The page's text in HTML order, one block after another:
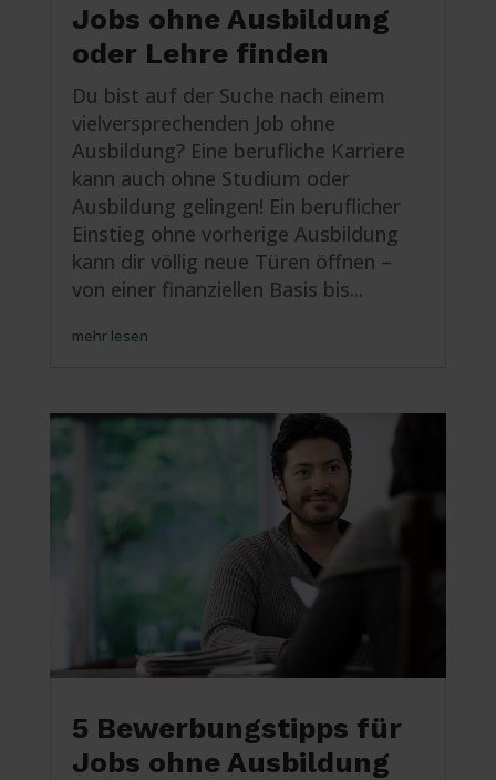
Jobs ohne Ausbildung
oder Lehre finden
Du bist auf der Suche nach einem
vielversprechenden Job ohne
Ausbildung? Eine berufliche Karriere
kann auch ohne Studium oder
Ausbildung gelingen! Ein beruflicher
Einstieg ohne vorherige Ausbildung
kann dir völlig neue Türen öffnen –
von einer finanziellen Basis bis...
mehr lesen
5 Bewerbungstipps für
Jobs ohne Ausbildung